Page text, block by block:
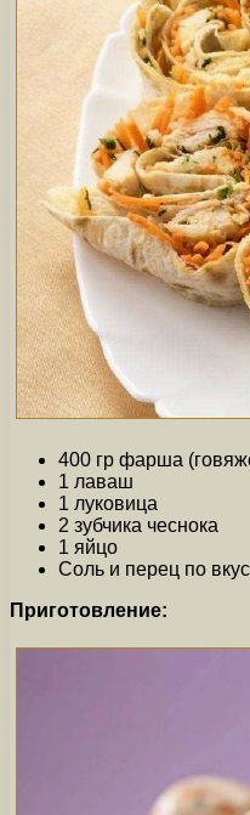
400 гр фарша
1 лаваш
1 луковица
2 зубчика чеснока
1 яйцо
Соль и перец по
Приготовление: